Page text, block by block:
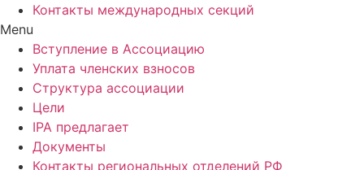
Контакты международных секций
Menu
Вступление в Ассоциацию
Уплата членских взносов
Структура ассоциации
Цели
IPA предлагает
Документы
Контакты региональных отделений РФ